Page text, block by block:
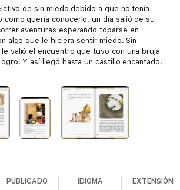
de sin miedo debido a que no tenía
como quería conocerlo, un día salió de su
aventuras esperando toparse en
algo que le hiciera sentir miedo. Sin
valió el encuentro que tuvo con una bruja
Y así llegó hasta un castillo encantado.
PUBLICADO IDIOMA EXTENSIÓN